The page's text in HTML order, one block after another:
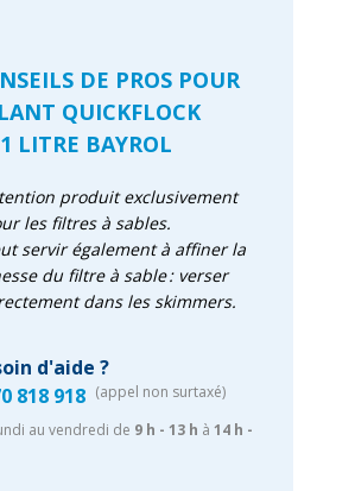
DE PROS POUR
QUICKFLOCK
LITRE BAYROL
produit exclusivement
les filtres à sables.
servir également à affiner la
du filtre à sable : verser
dans les skimmers.
d'aide ?
818 918 (appel non surtaxé)
au vendredi de 9 h - 13 h à 14 h -